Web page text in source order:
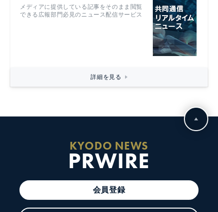
メディアに提供している記事をそのまま閲覧
できる広報部門必見のニュース配信サービス
詳細を見る
KYODO NEWS
PRWIRE
会員登録